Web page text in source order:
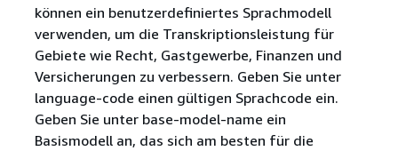
können ein benutzerdefiniertes Sprachmodell
verwenden, um die Transkriptionsleistung für
Gebiete wie Recht, Gastgewerbe, Finanzen und
Versicherungen zu verbessern. Geben Sie unter
language-code einen gültigen Sprachcode ein.
Geben Sie unter base-model-name ein
Basismodell an, das sich am besten für die